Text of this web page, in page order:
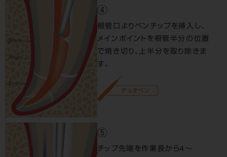
④
根管口よりペンチップを挿入し、
メインポイントを根管半分の位置
で焼き切り、上半分を取り除きま
す。
⑤
チップ先端を作業長から4～